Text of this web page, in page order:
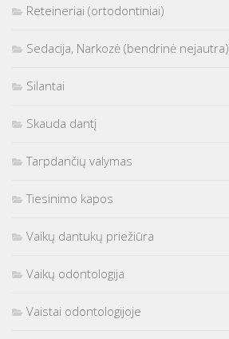
Reteineriai (ortodontiniai)
Sedacija, Narkozė (bendrinė nejautra)
Silantai
Skauda dantį
Tarpdančių valymas
Tiesinimo kapos
Vaikų dantukų priežiūra
Vaikų odontologija
Vaistai odontologijoje